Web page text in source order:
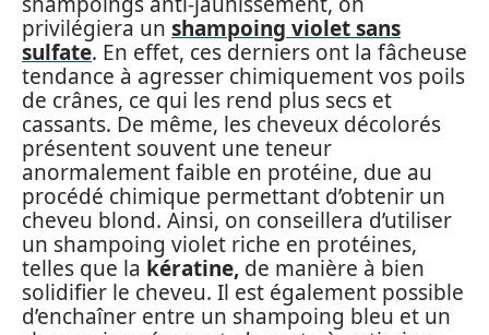
privilégiera un shampoing violet sans
sulfate. En effet, ces derniers ont la fâcheuse
tendance à agresser chimiquement vos poils
de crânes, ce qui les rend plus secs et
cassants. De même, les cheveux décolorés
présentent souvent une teneur
anormalement faible en protéine, due au
procédé chimique permettant d’obtenir un
cheveu blond. Ainsi, on conseillera d’utiliser
un shampoing violet riche en protéines,
telles que la kératine, de manière à bien
solidifier le cheveu. Il est également possible
d’enchaîner entre un shampoing bleu et un